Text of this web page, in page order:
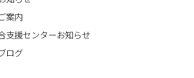
案内
支援センターお知らせ
ログ